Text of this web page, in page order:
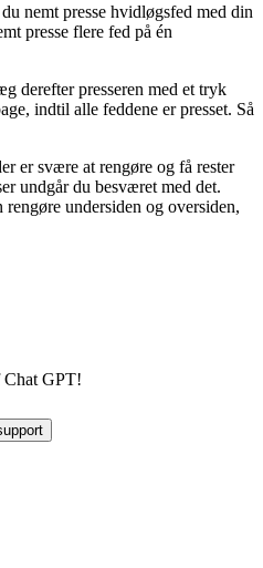
nemt presse hvidløgsfed med din
presse flere fed på én
derefter presseren med et tryk
indtil alle feddene er presset. Så
er svære at rengøre og få rester
undgår du besværet med det.
undersiden og oversiden,
Chat GPT!